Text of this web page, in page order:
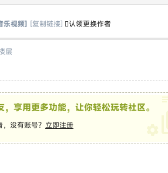
乐视频] [复制链接] 认领更换作者
层
享用更多功能，让你轻松玩转社区。
没有账号？ 立即注册